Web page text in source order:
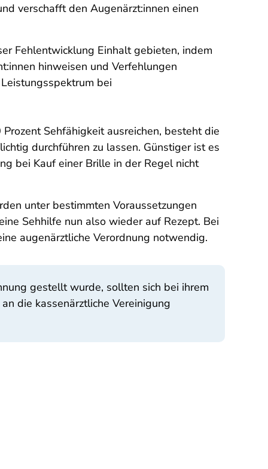
verschafft den Augenärzt:innen einen
Fehlentwicklung Einhalt gebieten, indem
hinweisen und Verfehlungen
bei
Sehfähigkeit ausreichen, besteht die
durchführen zu lassen. Günstiger ist es
bei Kauf einer Brille in der Regel nicht
unter bestimmten Voraussetzungen
Sehhilfe nun also wieder auf Rezept. Bei
augenärztliche Verordnung notwendig.
gestellt wurde, sollten sich bei ihrem
die kassenärztliche Vereinigung